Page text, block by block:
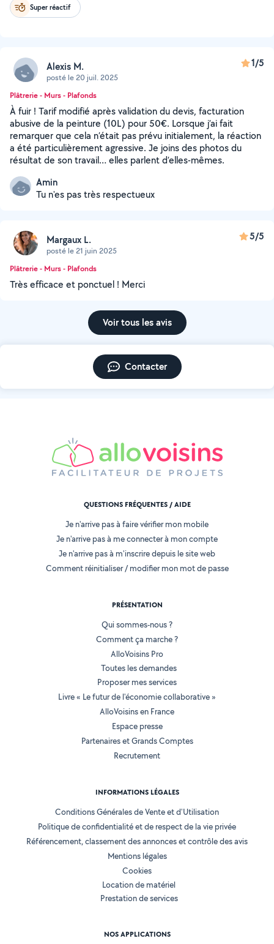
Super réactif
Alexis M.
posté le 20 juil. 2025
1/5
Plâtrerie - Murs - Plafonds
À fuir ! Tarif modifié après validation du devis, facturation
abusive de la peinture (10L) pour 50€. Lorsque j’ai fait
remarquer que cela n’était pas prévu initialement, la réaction
a été particulièrement agressive. Je joins des photos du
résultat de son travail… elles parlent d’elles-mêmes.
Amin
Tu n'es pas très respectueux
Margaux L.
posté le 21 juin 2025
5/5
Plâtrerie - Murs - Plafonds
Très efficace et ponctuel ! Merci
Voir tous les avis
Contacter
QUESTIONS FRÉQUENTES / AIDE
Je n'arrive pas à faire vérifier mon mobile
Je n'arrive pas à me connecter à mon compte
Je n'arrive pas à m'inscrire depuis le site web
Comment réinitialiser / modifier mon mot de passe
PRÉSENTATION
Qui sommes-nous ?
Comment ça marche ?
AlloVoisins Pro
Toutes les demandes
Proposer mes services
Livre « Le futur de l'économie collaborative »
AlloVoisins en France
Espace presse
Partenaires et Grands Comptes
Recrutement
INFORMATIONS LÉGALES
Conditions Générales de Vente et d'Utilisation
Politique de confidentialité et de respect de la vie privée
Référencement, classement des annonces et contrôle des avis
Mentions légales
Cookies
Location de matériel
Prestation de services
NOS APPLICATIONS